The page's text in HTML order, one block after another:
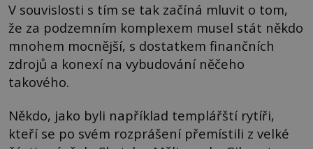
V souvislosti s tím se tak začíná mluvit o tom,
že za podzemním komplexem musel stát někdo
mnohem mocnější, s dostatkem finančních
zdrojů a konexí na vybudování něčeho
takového.
Někdo, jako byli například templářští rytíři,
kteří se po svém rozprášení přemístili z velké